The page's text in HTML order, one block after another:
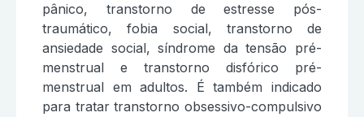
pânico, transtorno de estresse pós-
traumático, fobia social, transtorno de
ansiedade social, síndrome da tensão pré-
menstrual e transtorno disfórico pré-
menstrual em adultos. É também indicado
para tratar transtorno obsessivo-compulsivo